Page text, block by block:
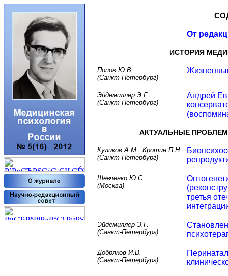
От
ИСТОРИЯ
Попов Ю.В.
(Санкт-Петербург)
Эйдемиллер Э.Г.
(Санкт-Петербург)
Андрей
АКТУАЛЬНЫЕ
Куликов А.М., Кротин П.Н.
(Санкт-Петербург)
Шевченко Ю.С.
(Москва)
третья
Эйдемиллер Э.Г.
(Санкт-Петербург)
Добряков И.В.
(Санкт-Петербург)